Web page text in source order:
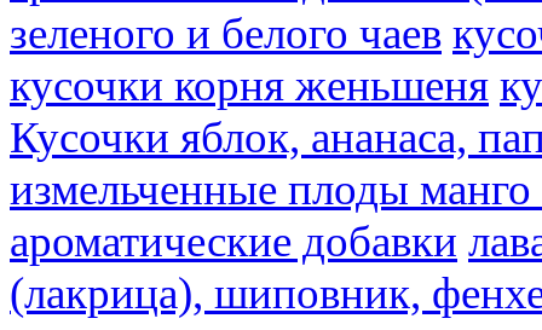
зеленого и белого чаев
кусочки корня женьшеня
Кусочки яблок, ананаса,
измельченные плоды
ароматические добавки
(лакрица), шиповник,